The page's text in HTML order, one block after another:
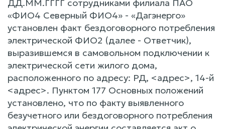
ДД.ММ.ГГГГ сотрудниками филиала ПАО
«ФИО4 Северный ФИО4» - «Дагэнерго»
установлен факт бездоговорного потребления
электрической ФИО2 (далее - Ответчик),
выразившемся в самовольном подключении к
электрической сети жилого дома,
расположенного по адресу: РД, <адрес>, 14-й
<адрес>. Пунктом 177 Основных положений
установлено, что по факту выявленного
безучетного или бездоговорного потребления